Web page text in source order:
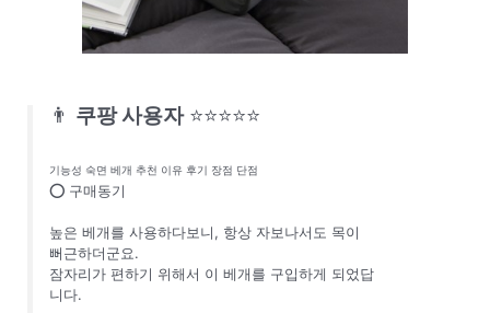
👨 쿠팡 사용자 ⭐⭐⭐⭐⭐
기능성 숙면 베개 추천 이유 후기 장점 단점
⭕ 구매동기
높은 베개를 사용하다보니, 항상 자보나서도 목이
뻐근하더군요.
잠자리가 편하기 위해서 이 베개를 구입하게 되었답
니다.